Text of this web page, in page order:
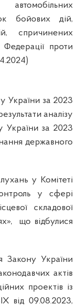
бойових дій,
спричинених
Федерації проти
України за 2023
аналізу
України за 2023
державного
лухань у Комітеті
у сфері
складової
що відбулися
Закону України
актів
проектів із
від 09.08.2023,